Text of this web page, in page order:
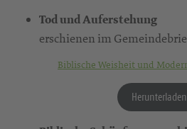
Tod und Auferstehung
erschienen im
Biblische Weisheit und
Herunterladen